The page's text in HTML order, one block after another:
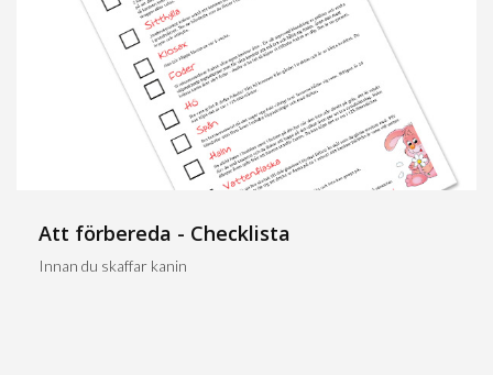
Att förbereda - Checklista
Innan du skaffar kanin